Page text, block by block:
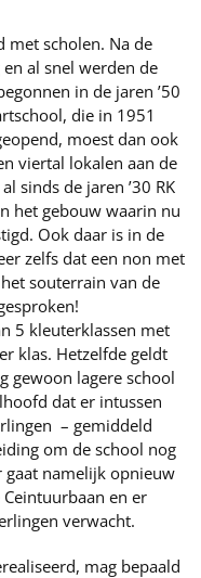
met scholen. Na de
al snel werden de
in de jaren ’50
die in 1951
moest dan ook
viertal lokalen aan de
sinds de jaren ’30 RK
het gebouw waarin nu
Ook daar is in de
zelfs dat een non met
souterrain van de
5 kleuterklassen met
klas. Hetzelfde geldt
gewoon lagere school
dat er intussen
– gemiddeld
om de school nog
gaat namelijk opnieuw
en er
verwacht.
mag bepaald